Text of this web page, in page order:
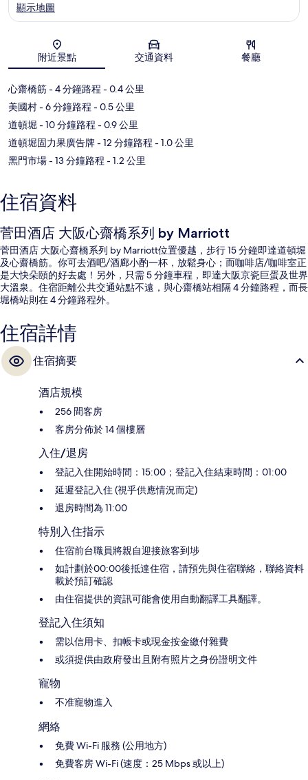
地圖
顯示地圖
附近景點 交通資料 餐廳
心齋橋筋- 4 分鐘路程 - 0.4 公里
美國村- 6 分鐘路程 - 0.5 公里
道頓堀 - 10 分鐘路程 - 0.9 公里
道頓堀固力果廣告牌- 12 分鐘路程 - 1.0 公里
黑門市場- 13 分鐘路程 - 1.2 公里
住宿資料
菅田酒店 大阪心齋橋系列 by Marriott
菅田酒店 大阪心齋橋系列 by Marriott位置優越，步行 15 分鐘即達道頓堀
及心齋橋筋。你可去酒吧/酒廊小酌一杯，放鬆身心；而咖啡店/咖啡室正
是大快朵頤的好去處！另外，只需 5 分鐘車程，即達大阪京瓷巨蛋及世界
大溫泉。住宿距離公共交通站點不遠，與心齋橋站相隔 4 分鐘路程，而長
堀橋站則在 4 分鐘路程外。
住宿詳情
住宿摘要
酒店規模
256 間客房
客房分佈於 14 個樓層
入住/退房
登記入住開始時間：15:00；登記入住結束時間：01:00
延遲登記入住 (視乎供應情況而定)
退房時間為 11:00
特別入住指示
住宿前台職員將親自迎接旅客到埗
如計劃於00:00後抵達住宿，請預先與住宿聯絡，聯絡資料
載於預訂確認
由住宿提供的資訊可能會使用自動翻譯工具翻譯。
登記入住須知
需以信用卡、扣帳卡或現金按金繳付雜費
或須提供由政府發出且附有照片之身份證明文件
寵物
不准寵物進入
網絡
免費 Wi-Fi 服務 (公用地方)
免費客房 Wi-Fi (速度：25 Mbps 或以上)